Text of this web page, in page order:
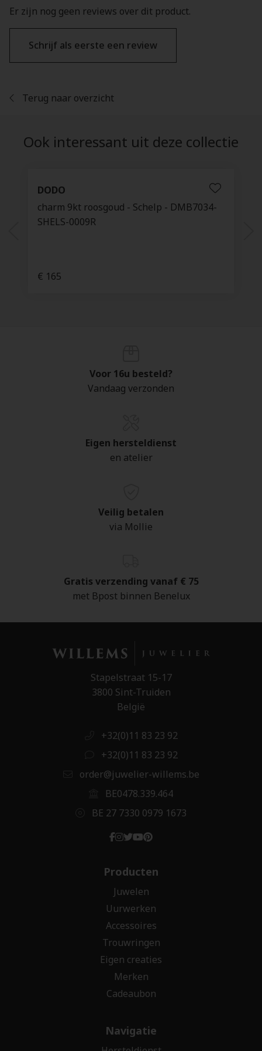
Er zijn nog geen reviews over dit product.
Schrijf als eerste een review
Terug naar overzicht
Ook interessant uit deze collectie
DODO
charm 9kt roosgoud - Schelp - DMB7034-
SHELS-0009R
€ 165
Voor 16u besteld?
Vandaag verzonden
Eigen hersteldienst
en atelier
Veilig betalen
via Mollie
Gratis verzending vanaf € 75
met Bpost binnen Benelux
Stapelstraat 15-17
3800 Sint-Truiden
België
+32(0)11 83 23 92
+32(0)11 83 23 92
order@juwelier-willems.be
BE0478.339.464
BE 27 7330 0979 1673
Producten
Juwelen
Uurwerken
Accessoires
Trouwringen
Eigen creaties
Merken
Cadeaubon
Navigatie